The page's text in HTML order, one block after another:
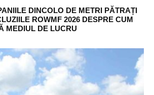
DINCOLO DE METRI PĂTRAȚI
ROWMF 2026 DESPRE CUM
MEDIUL DE LUCRU